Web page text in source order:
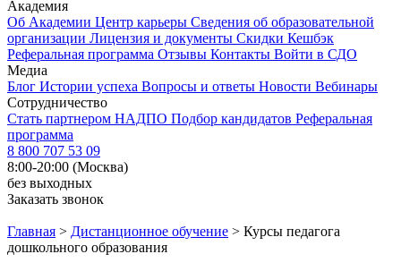
Академия
Об Академии Центр карьеры Сведения об образовательной
организации Лицензия и документы Скидки Кешбэк
Реферальная программа Отзывы Контакты Войти в СДО
Медиа
Блог Истории успеха Вопросы и ответы Новости Вебинары
Сотрудничество
Стать партнером НАДПО Подбор кандидатов Реферальная
программа
8 800 707 53 09
8:00-20:00 (Москва)
без выходных
Заказать звонок
Главная > Дистанционное обучение > Курсы педагога
дошкольного образования